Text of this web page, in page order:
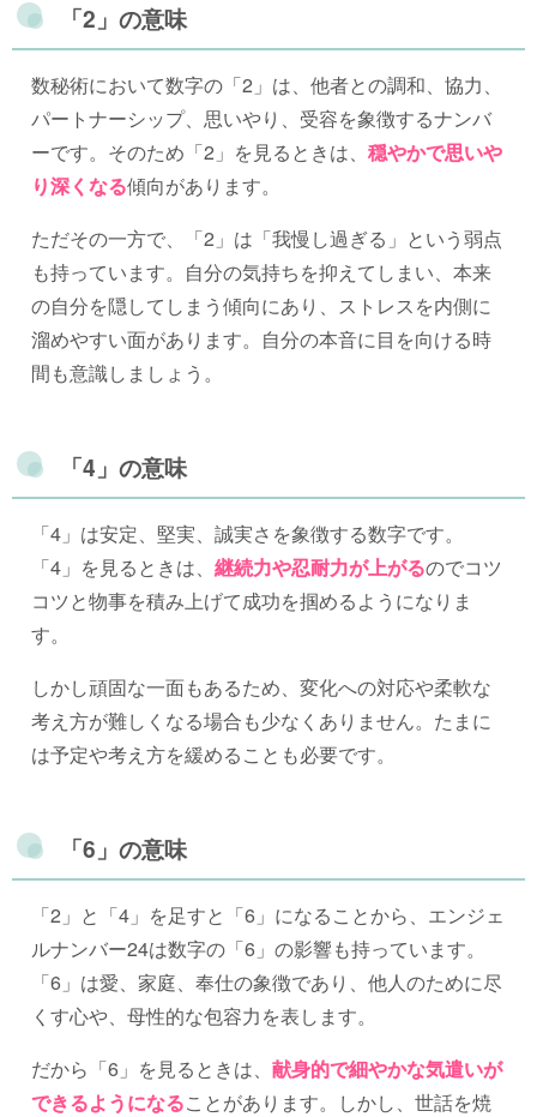
「2」の意味
数秘術において数字の「2」は、他者との調和、協力、
パートナーシップ、思いやり、受容を象徴するナンバ
ーです。そのため「2」を見るときは、 穏やかで思いや
り深くなる傾向があります。
ただその一方で、「2」は「我慢し過ぎる」という弱点
も持っています。自分の気持ちを抑えてしまい、本来
の自分を隠してしまう傾向にあり、ストレスを内側に
溜めやすい面があります。自分の本音に目を向ける時
間も意識しましょう。
「4」の意味
「4」は安定、堅実、誠実さを象徴する数字です。
「4」を見るときは、 継続力や忍耐力が上がるのでコツ
コツと物事を積み上げて成功を掴めるようになりま
す。
しかし頑固な一面もあるため、変化への対応や柔軟な
考え方が難しくなる場合も少なくありません。たまに
は予定や考え方を緩めることも必要です。
「6」の意味
「2」と「4」を足すと「6」になることから、エンジェ
ルナンバー24は数字の「6」の影響も持っています。
「6」は愛、家庭、奉仕の象徴であり、他人のために尽
くす心や、母性的な包容力を表します。
だから「6」を見るときは、 献身的で細やかな気遣いが
できるようになることがあります。しかし、世話を焼